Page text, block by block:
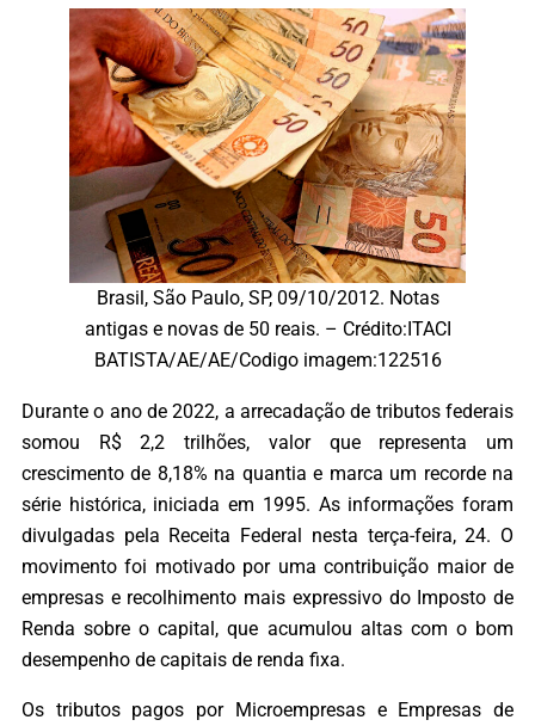
Brasil, São Paulo, SP, 09/10/2012. Notas
antigas e novas de 50 reais. – Crédito:ITACI
BATISTA/AE/AE/Codigo imagem:122516
Durante o ano de 2022, a arrecadação de tributos federais
somou R$ 2,2 trilhões, valor que representa um
crescimento de 8,18% na quantia e marca um recorde na
série histórica, iniciada em 1995. As informações foram
divulgadas pela Receita Federal nesta terça-feira, 24. O
movimento foi motivado por uma contribuição maior de
empresas e recolhimento mais expressivo do Imposto de
Renda sobre o capital, que acumulou altas com o bom
desempenho de capitais de renda fixa.
Os tributos pagos por Microempresas e Empresas de